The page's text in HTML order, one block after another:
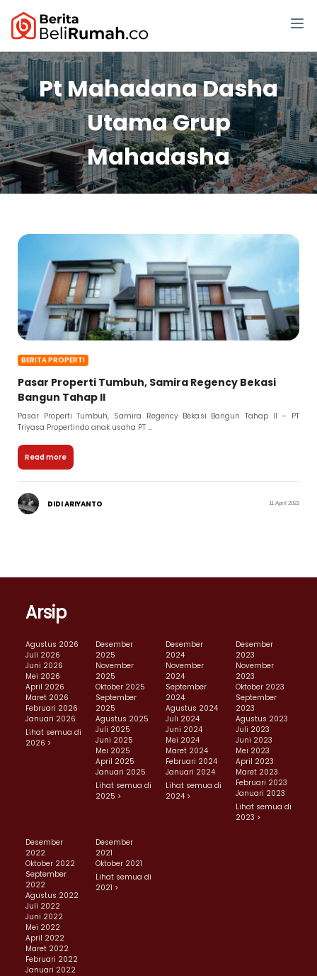
Pt Mahadana Dasha
Utama Grup
Mahadasha
BERITA PROPERTI
Pasar Properti Tumbuh, Samira Regency Bekasi
Bangun Tahap II
Pasar Properti Tumbuh, Samira Regency Bekasi Bangun Tahap II – PT
Triyasa Propertindo anak usaha PT ...
Read more
DIDI ARIYANTO 11 April 2022
Arsip
Agustus 2026
Juli 2026
Juni 2026
Mei 2026
April 2026
Maret 2026
Februari 2026
Januari 2026
Lihat semua di
2026 >
Desember
2025
November
2025
Oktober 2025
September
2025
Agustus 2025
Juli 2025
Juni 2025
Mei 2025
April 2025
Januari 2025
Lihat semua di
2025 >
Desember
2024
November
2024
September
2024
Agustus 2024
Juli 2024
Juni 2024
Mei 2024
Maret 2024
Februari 2024
Januari 2024
Lihat semua di
2024 >
Desember
2023
November
2023
Oktober 2023
September
2023
Agustus 2023
Juli 2023
Juni 2023
Mei 2023
April 2023
Maret 2023
Februari 2023
Januari 2023
Lihat semua di
2023 >
Desember
2022
Oktober 2022
September
2022
Agustus 2022
Juli 2022
Juni 2022
Mei 2022
April 2022
Maret 2022
Februari 2022
Januari 2022
Desember
2021
Oktober 2021
Lihat semua di
2021 >